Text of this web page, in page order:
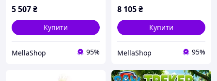
дітей, хлопчиків і
плюшева
5 507₴
Купити
MellaShop 95%
місяців, друзі, плюшева
8 105₴
Купити
MellaShop 95%